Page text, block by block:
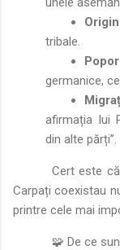
tribale.
germanice,
afirmația lui
din alte părți”.
Cert este
Carpați coexistau
printre cele mai
🧩 De ce